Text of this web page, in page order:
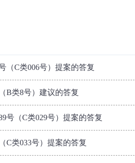
（C类006号）提案的答复
B类8号）建议的答复
号（C类029号）提案的答复
C类033号）提案的答复